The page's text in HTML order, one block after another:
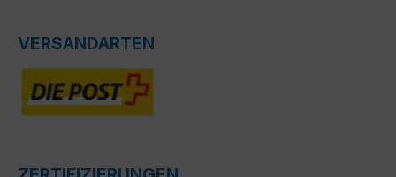
VERSANDARTEN